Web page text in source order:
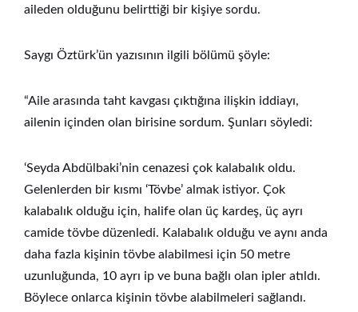
aileden olduğunu belirttiği bir kişiye sordu.
Saygı Öztürk’ün yazısının ilgili bölümü şöyle:
“Aile arasında taht kavgası çıktığına ilişkin iddiayı,
ailenin içinden olan birisine sordum. Şunları söyledi:
‘Seyda Abdülbaki’nin cenazesi çok kalabalık oldu.
Gelenlerden bir kısmı ‘Tövbe’ almak istiyor. Çok
kalabalık olduğu için, halife olan üç kardeş, üç ayrı
camide tövbe düzenledi. Kalabalık olduğu ve aynı anda
daha fazla kişinin tövbe alabilmesi için 50 metre
uzunluğunda, 10 ayrı ip ve buna bağlı olan ipler atıldı.
Böylece onlarca kişinin tövbe alabilmeleri sağlandı.